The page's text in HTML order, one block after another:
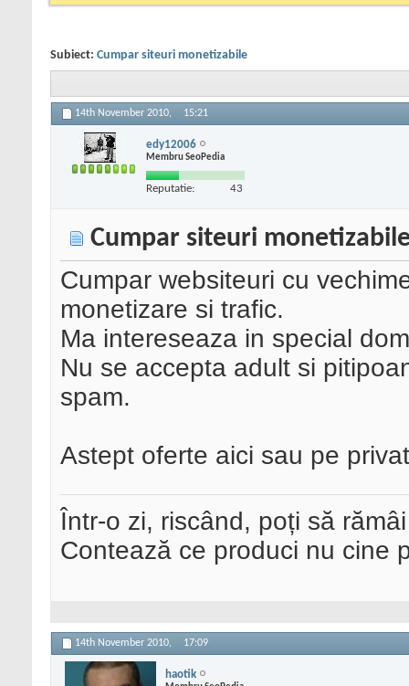
Subiect: Cumpar siteuri monetizabile
14th November 2010, 15:21
edy12006
Membru SeoPedia
Reputatie: 43
Cumpar siteuri
Cumpar websiteuri cu
monetizare si trafic.
Ma intereseaza in special
Nu se accepta adult si
spam.
Astept oferte aici sau pe
Într-o zi, riscând, poți să
Contează ce produci nu cine
14th November 2010, 17:09
haotik